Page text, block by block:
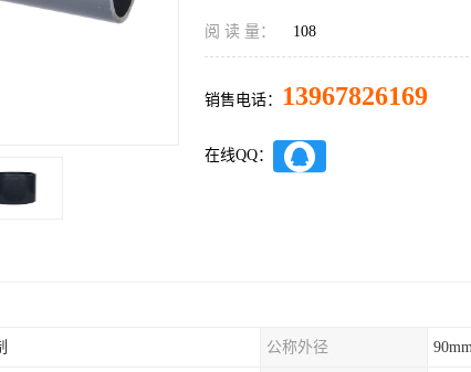
阅 读 量： 108
销售电话： 13967826169
在线QQ：
公称外径